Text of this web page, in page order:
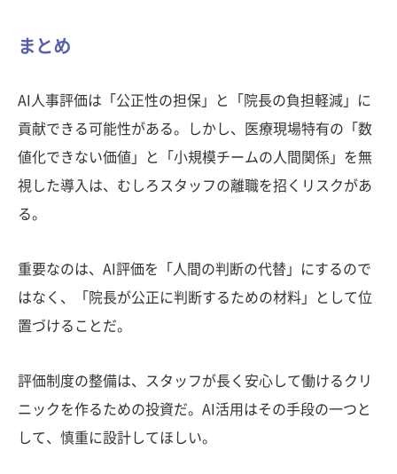
まとめ
AI人事評価は「公正性の担保」と「院長の負担軽減」に
貢献できる可能性がある。しかし、医療現場特有の「数
値化できない価値」と「小規模チームの人間関係」を無
視した導入は、むしろスタッフの離職を招くリスクがあ
る。
重要なのは、AI評価を「人間の判断の代替」にするので
はなく、「院長が公正に判断するための材料」として位
置づけることだ。
評価制度の整備は、スタッフが長く安心して働けるクリ
ニックを作るための投資だ。AI活用はその手段の一つと
して、慎重に設計してほしい。